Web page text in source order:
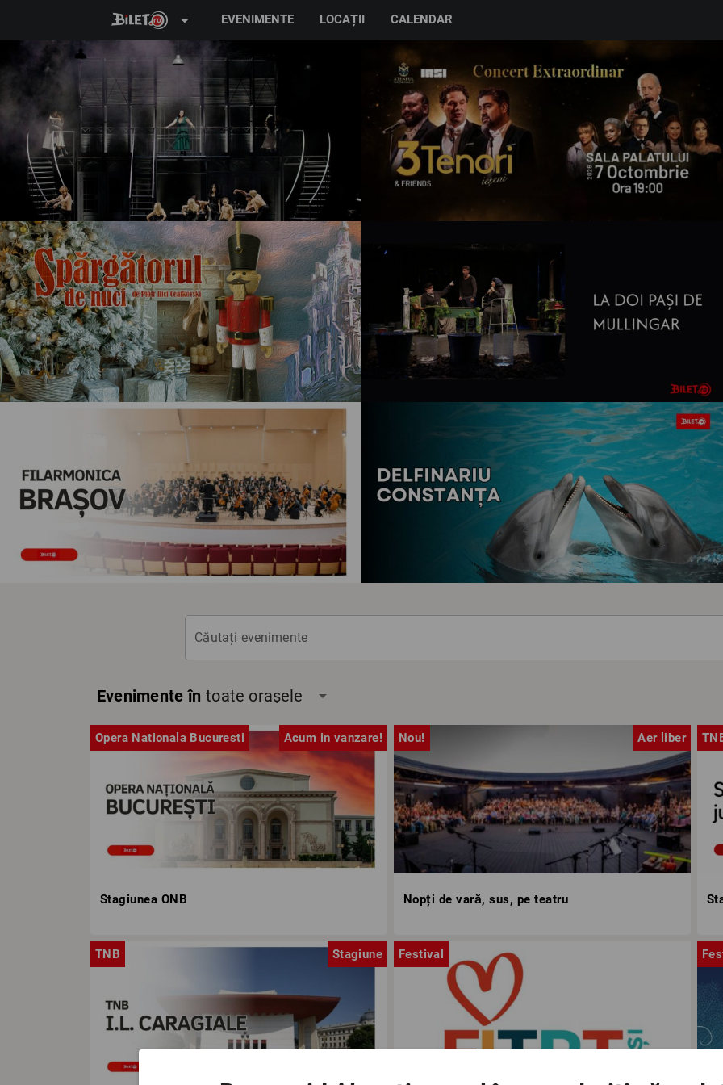
arrow_drop_down EVENIMENTE LOCAȚII CALENDAR
Căutați evenimente
Evenimente în toate orașele arrow_drop_down
Opera Nationala Bucuresti Acum in vanzare!
Stagiunea ONB
Nou! Aer liber
Nopți de vară, sus, pe teatru
TNB Stagiune Festival